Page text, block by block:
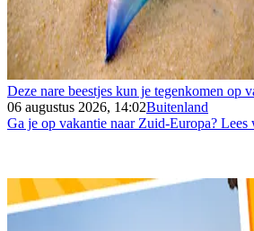
Deze nare beestjes kun je tegenkomen op
06 augustus 2026, 14:02Buitenland
Ga je op vakantie naar Zuid-Europa?